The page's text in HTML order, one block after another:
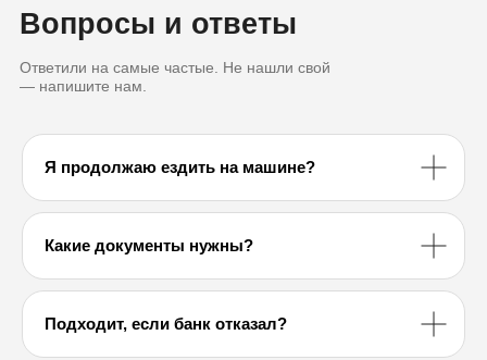
Вопросы и ответы
Ответили на самые частые. Не нашли свой
— напишите нам.
Я продолжаю ездить на машине?
Какие документы нужны?
Подходит, если банк отказал?